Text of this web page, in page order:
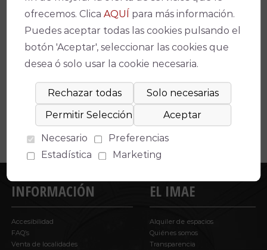
Espectáculos relacionados
No se ha encontrado un evento relacionado.
INFORMACIÓN
Accesibilidad
FAQ’s
Venta de localidades
EL IMAE
Alquiler de espacios
Quiénes somos
Transparencia
ofrecemos. ClicaAQUÍ
para más información.
Puedes aceptar todas las cookies pulsando el
botón 'Aceptar', seleccionar las cookies que
desea ó solo usar la cookie necesaria.
Necesario
Preferencias
Estadística
Marketing